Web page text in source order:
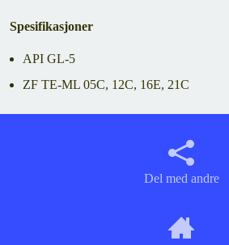
Spesifikasjoner
API GL-5
ZF TE-ML 05C, 12C, 16E, 21C
Del med andre